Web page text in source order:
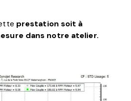
prestation soit à
dans notre atelier.